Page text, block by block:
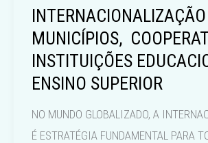
MUNICÍPIOS,
INSTITUIÇÕES
ENSINO SUPERIOR
NO MUNDO GLOBALIZADO, A
É ESTRATÉGIA FUNDAMENTAL PARA